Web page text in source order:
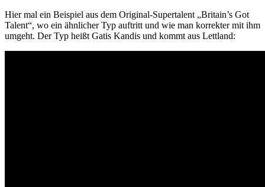
Hier mal ein Beispiel aus dem Original-Supertalent „Britain’s Got
Talent“, wo ein ähnlicher Typ auftritt und wie man korrekter mit ihm
umgeht. Der Typ heißt Gatis Kandis und kommt aus Lettland: